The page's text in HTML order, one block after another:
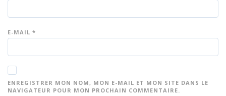
E-MAIL *
ENREGISTRER MON NOM, MON E-MAIL ET MON SITE DANS LE
NAVIGATEUR POUR MON PROCHAIN COMMENTAIRE.